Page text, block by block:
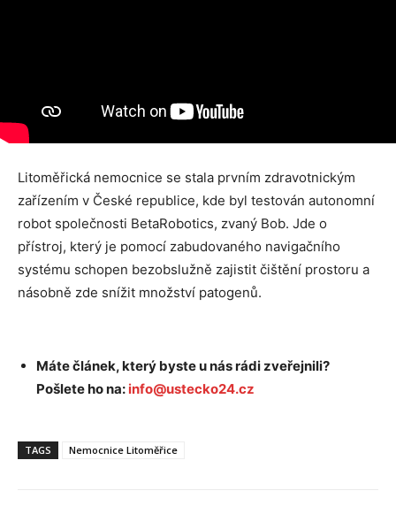
Litoměřická nemocnice se stala prvním zdravotnickým
zařízením v České republice, kde byl testován autonomní
robot společnosti BetaRobotics, zvaný Bob. Jde o
přístroj, který je pomocí zabudovaného navigačního
systému schopen bezobslužně zajistit čištění prostoru a
násobně zde snížit množství patogenů.
Máte článek, který byste u nás rádi zveřejnili?
Pošlete ho na: info@ustecko24.cz
TAGS Nemocnice Litoměřice